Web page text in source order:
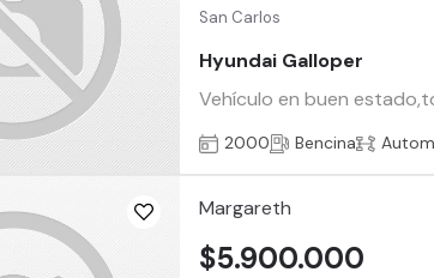
San Carlos
Hyundai Galloper
Vehículo en buen
2000 Bencina
Margareth
$5.900.000